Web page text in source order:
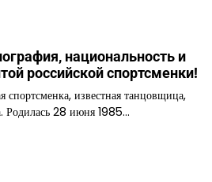
национальность и
российской спортсменки!
известная танцовщица,
Родилась 28 июня 1985…